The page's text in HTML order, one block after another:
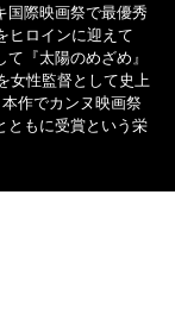
国際映画祭で最優秀
ヒロインに迎えて
『太陽のめざめ』
女性監督として史上
作でカンヌ映画祭
ともに受賞という栄